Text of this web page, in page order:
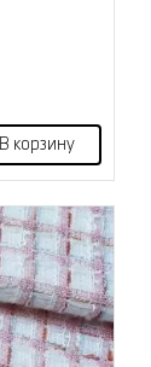
В корзину